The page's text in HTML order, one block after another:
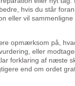
hvis du står
eller vil
opmærksom på,
eller
forklaring af næste
end om ordet